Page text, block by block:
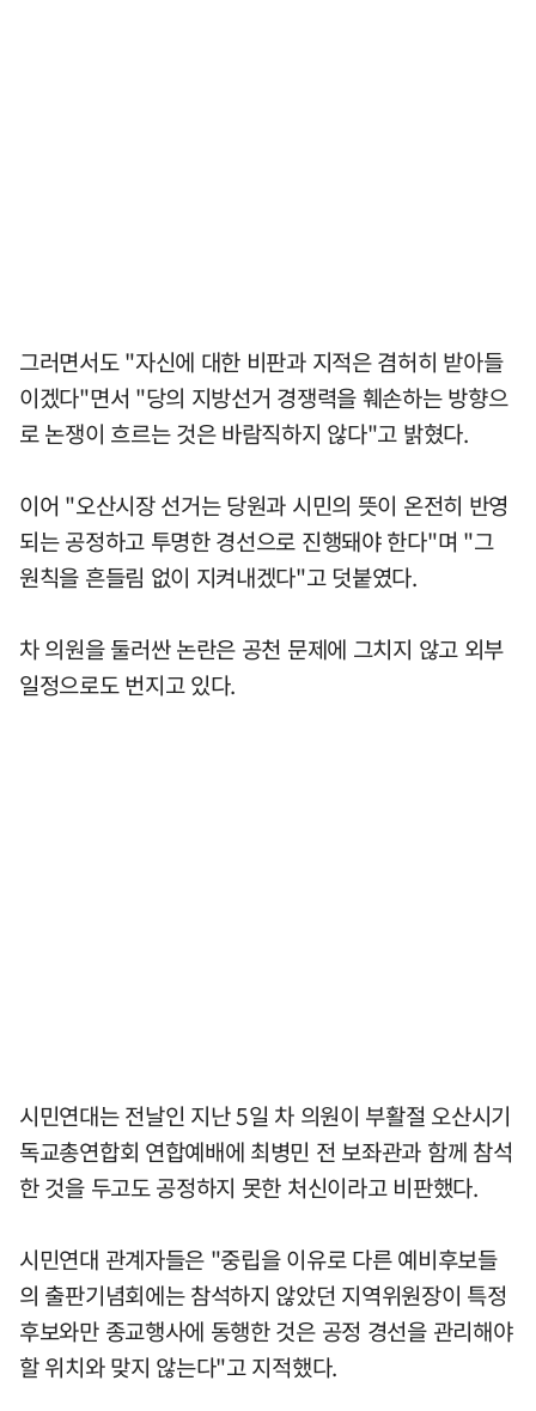
그러면서도 "자신에 대한 비판과 지적은 겸허히 받아들
이겠다"면서 "당의 지방선거 경쟁력을 훼손하는 방향으
로 논쟁이 흐르는 것은 바람직하지 않다"고 밝혔다.
이어 "오산시장 선거는 당원과 시민의 뜻이 온전히 반영
되는 공정하고 투명한 경선으로 진행돼야 한다"며 "그
원칙을 흔들림 없이 지켜내겠다"고 덧붙였다.
차 의원을 둘러싼 논란은 공천 문제에 그치지 않고 외부
일정으로도 번지고 있다.
시민연대는 전날인 지난 5일 차 의원이 부활절 오산시기
독교총연합회 연합예배에 최병민 전 보좌관과 함께 참석
한 것을 두고도 공정하지 못한 처신이라고 비판했다.
시민연대 관계자들은 "중립을 이유로 다른 예비후보들
의 출판기념회에는 참석하지 않았던 지역위원장이 특정
후보와만 종교행사에 동행한 것은 공정 경선을 관리해야
할 위치와 맞지 않는다"고 지적했다.